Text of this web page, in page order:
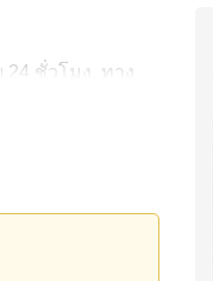
ชั่วโมง, ทาง
เขาน้อย , ตลาด